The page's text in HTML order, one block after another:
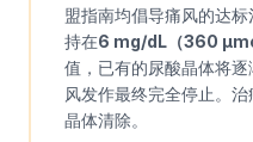
盟指南均倡导痛风的达
持在6 mg/dL（360
值，已有的尿酸晶体将
风发作最终完全停止。
晶体清除。